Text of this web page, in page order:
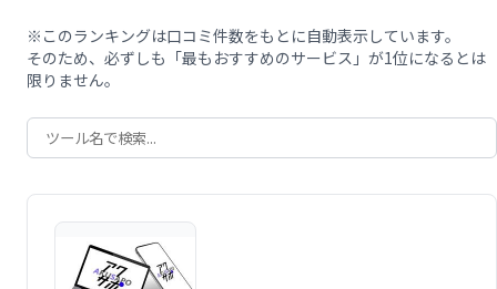
※このランキングは口コミ件数をもとに自動表示しています。
そのため、必ずしも「最もおすすめのサービス」が1位になるとは
限りません。